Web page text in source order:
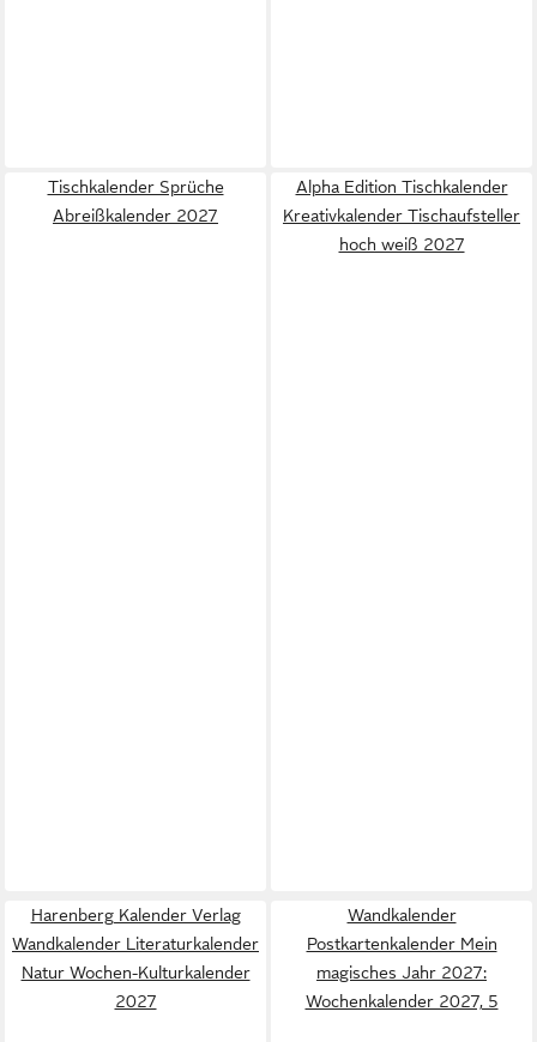
Tischkalender Sprüche
Abreißkalender 2027
Alpha Edition Tischkalender
Kreativkalender Tischaufsteller
hoch weiß 2027
Harenberg Kalender Verlag
Wandkalender Literaturkalender
Natur Wochen-Kulturkalender
2027
Wandkalender
Postkartenkalender Mein
magisches Jahr 2027:
Wochenkalender 2027, 5